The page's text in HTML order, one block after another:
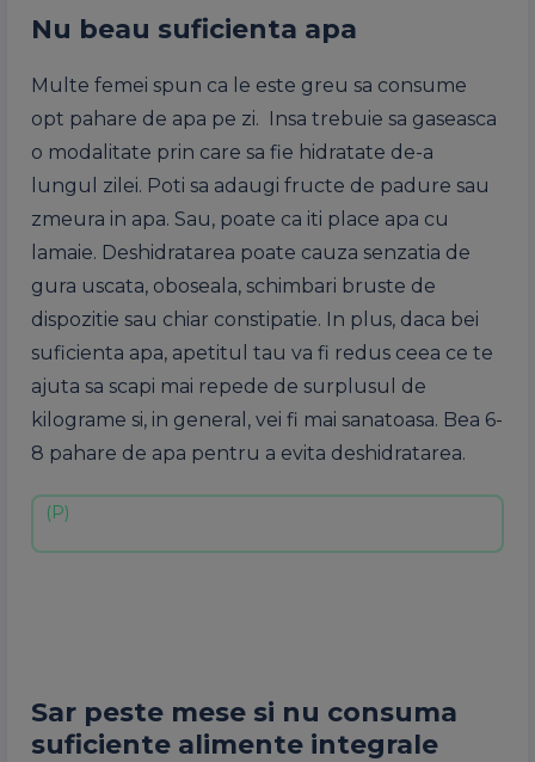
Nu beau suficienta apa
Multe femei spun ca le este greu sa consume
opt pahare de apa pe zi. Insa trebuie sa gaseasca
o modalitate prin care sa fie hidratate de-a
lungul zilei. Poti sa adaugi fructe de padure sau
zmeura in apa. Sau, poate ca iti place apa cu
lamaie. Deshidratarea poate cauza senzatia de
gura uscata, oboseala, schimbari bruste de
dispozitie sau chiar constipatie. In plus, daca bei
suficienta apa, apetitul tau va fi redus ceea ce te
ajuta sa scapi mai repede de surplusul de
kilograme si, in general, vei fi mai sanatoasa. Bea 6-
8 pahare de apa pentru a evita deshidratarea.
Sar peste mese si nu consuma
suficiente alimente integrale